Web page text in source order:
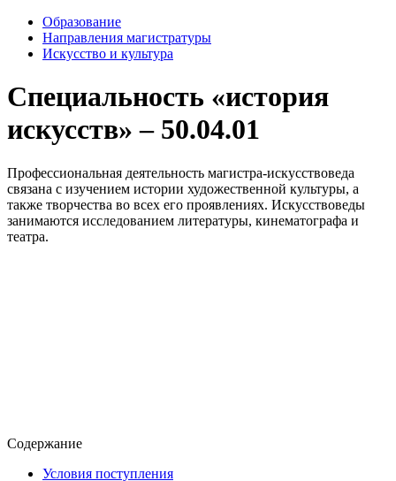
Образование
Направления магистратуры
Искусство и культура
Специальность «история
искусств» – 50.04.01
Профессиональная деятельность магистра-искусствоведа
связана с изучением истории художественной культуры, а
также творчества во всех его проявлениях. Искусствоведы
занимаются исследованием литературы, кинематографа и
театра.
Содержание
Условия поступления